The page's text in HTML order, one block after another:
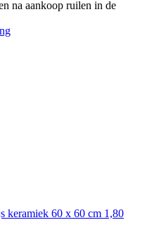
na aankoop ruilen in de
keramiek 60 x 60 cm 1,80